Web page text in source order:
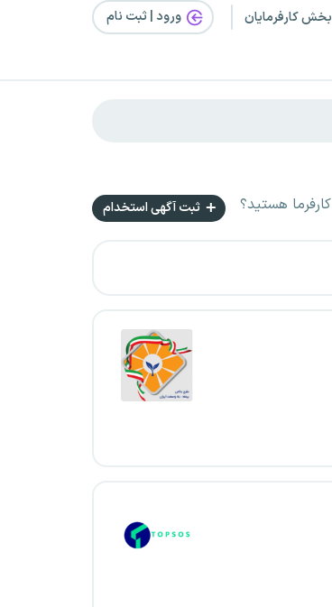
بخش کارفرمایان ورود | ثبت‌ نام
کارفرما هستید؟ ثبت آگهی استخدام